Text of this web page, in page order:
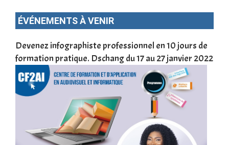
ÉVÉNEMENTS À VENIR
Devenez infographiste professionnel en 10 jours de
formation pratique. Dschang du 17 au 27 janvier 2022